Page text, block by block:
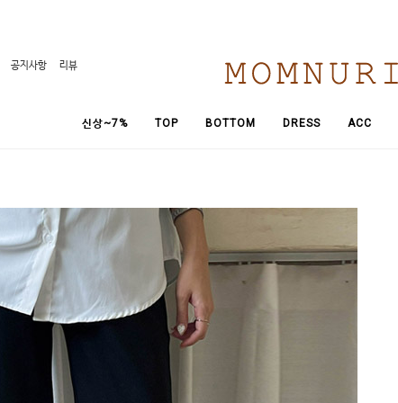
공지사항 리뷰
신상~7% TOP BOTTOM DRESS ACC
코디아이템
특가상품
홈웨어
요가복
수영복
언더웨어
앱특가